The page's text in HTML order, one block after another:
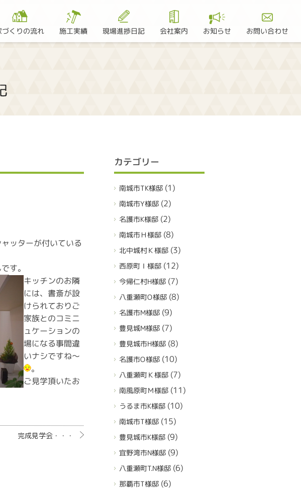
づくりの流れ 施工実績 現場進捗日記 会社案内 お知らせ お問い合わせ
ッターが付いている
す。
キッチンのお隣
には、書斎が設
けられておりご
家族とのコミニ
ュケーションの
場になる事間違
いナシですね～
。
ご見学頂いたお
完成見学会・・・
カテゴリー
南城市TK様邸(1)
南城市Y様邸(2)
名護市K様邸(2)
南城市Ｈ様邸(8)
北中城村Ｋ様邸(3)
西原町Ｉ様邸(12)
今帰仁村H様邸(7)
八重瀬町O様邸(8)
名護市M様邸(9)
豊見城M様邸(7)
豊見城市H様邸(8)
名護市O様邸(10)
八重瀬町Ｋ様邸(7)
南風原町Ｍ様邸(11)
うるま市K様邸(10)
南城市T様邸(15)
豊見城市K様邸(9)
宜野湾市N様邸(9)
八重瀬町T.N様邸(6)
那覇市T様邸(6)